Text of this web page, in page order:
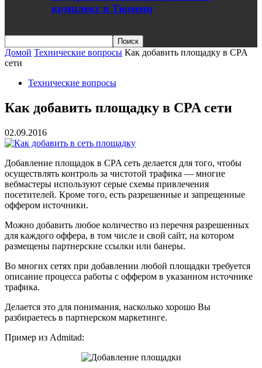
комплекс в Тюмени
Домой Технические вопросы Как добавить площадку в CPA
сети
Технические вопросы
Как добавить площадку в CPA сети
02.09.2016
Добавление площадок в CPA сеть делается для того, чтобы
осуществлять контроль за чистотой трафика — многие
вебмастеры используют серые схемы привлечения
посетителей. Кроме того, есть разрешенные и запрещенные
оффером источники.
Можно добавить любое количество из перечня разрешенных
для каждого оффера, в том числе и свой сайт, на котором
размещены партнерские ссылки или банеры.
Во многих сетях при добавлении любой площадки требуется
описание процесса работы с оффером в указанном источнике
трафика.
Делается это для понимания, насколько хорошо Вы
разбираетесь в партнерском маркетинге.
Пример из Admitad: